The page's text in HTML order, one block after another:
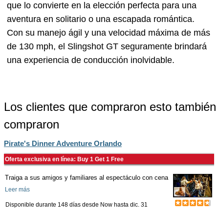
que lo convierte en la elección perfecta para una
aventura en solitario o una escapada romántica.
Con su manejo ágil y una velocidad máxima de más
de 130 mph, el Slingshot GT seguramente brindará
una experiencia de conducción inolvidable.
Los clientes que compraron esto también
compraron
Pirate's Dinner Adventure Orlando
Oferta exclusiva en línea: Buy 1 Get 1 Free
Traiga a sus amigos y familiares al espectáculo con cena
Leer más
Disponible durante 148 días desde Now hasta dic. 31